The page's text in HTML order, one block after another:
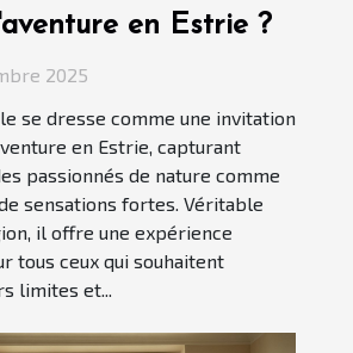
en Estrie ?
2025
se dresse comme une invitation
en Estrie, capturant
passionnés de nature comme
sensations fortes. Véritable
il offre une expérience
tous ceux qui souhaitent
limites et...